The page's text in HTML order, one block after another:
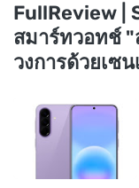
FullReview |
สมาร์ทวอทช์
วงการด้วยเซ